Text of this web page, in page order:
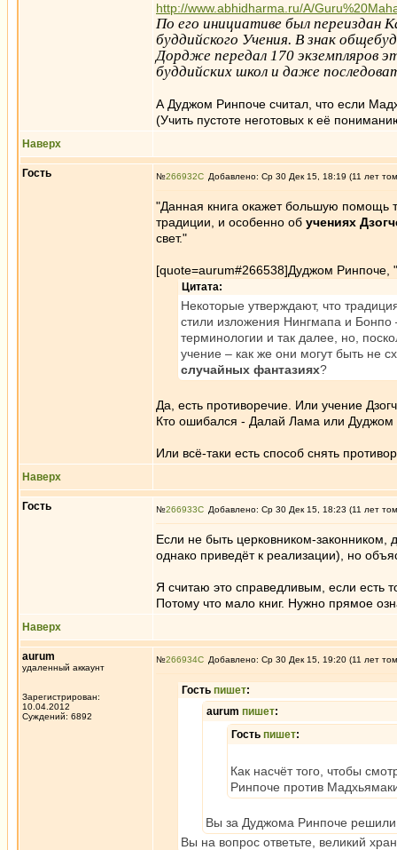
http://www.abhidharma.ru/A/
По его инициативе был переиздан
буддийского Учения. В знак
Дордже передал 170 экземпляров
буддийских школ и даже
А Дуджом Ринпоче считал, что если
(Учить пустоте неготовых к её
Наверх
Гость №266932 Добавлено: Ср 30 Дек 15, 18:19 (11 лет
"Данная книга окажет большую помощь
традиции, и особенно об учениях
свет."
[quote=aurum#266538]Дуджом Ринпоче,
Цитата:
Некоторые утверждают, что
стили изложения Нингмапа и Бонпо
терминологии и так далее, но,
учение – как же они могут быть не
случайных фантазиях?
Да, есть противоречие. Или учение
Кто ошибался - Далай Лама или
Или всё-таки есть способ снять
Наверх
Гость №266933 Добавлено: Ср 30 Дек 15, 18:23 (11 лет
Если не быть церковником-законником,
однако приведёт к реализации), но
Я считаю это справедливым, если есть
Потому что мало книг. Нужно прямое
Наверх
aurum
удаленный аккаунт
Зарегистрирован:
10.04.2012
Суждений: 6892
№266934 Добавлено: Ср 30 Дек 15, 19:20 (11 лет
Гость пишет:
aurum пишет:
Гость пишет:
Как насчёт того, чтобы
Ринпоче против
Вы за Дуджома Ринпоче
Вы на вопрос ответьте, великий